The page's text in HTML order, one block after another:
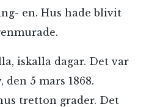
en. Hus hade blivit
iskalla dagar. Det var
den 5 mars 1868.
tretton grader. Det